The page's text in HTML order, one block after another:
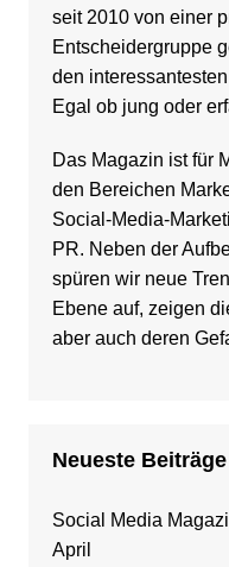
seit 2010 von einer
Entscheidergruppe
den
Egal ob jung oder
Das Magazin ist für
den Bereichen
Social-Media-
PR. Neben der
spüren wir neue
Ebene auf, zeigen
aber auch deren
Neueste Beiträge
Social Media
April